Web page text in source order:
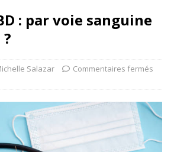
: par voie sanguine
Salazar Commentaires fermés